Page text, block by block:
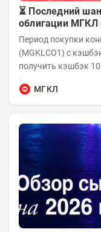
⏳ Последний
облигации МГКЛ
Период покупки
(MGKLCO1) с кэшбэком подходит к концу. Чтобы
получить кэшбэк 10% , квалифицированным инвесторам
МГКЛ